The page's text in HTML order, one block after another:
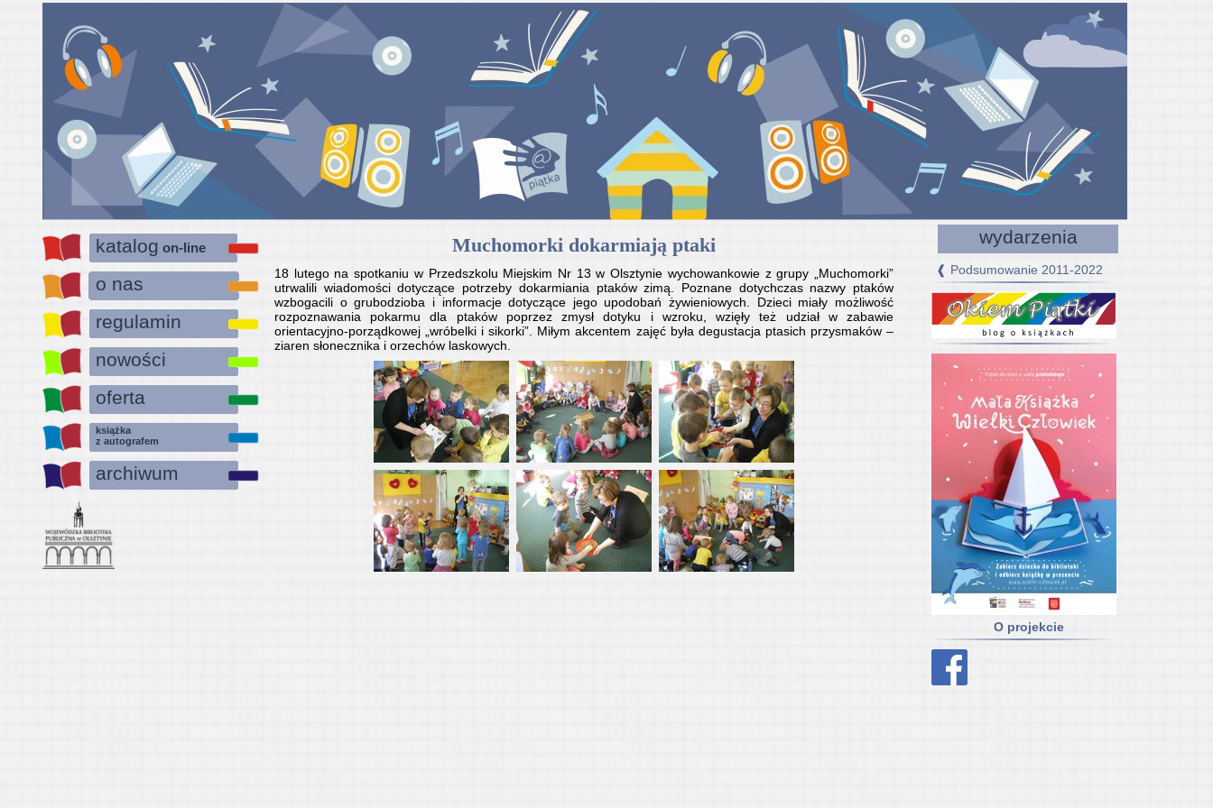
katalog on-line
o nas
regulamin
nowości
oferta
książka
z autografem
archiwum
Muchomorki dokarmiają ptaki
18 lutego na spotkaniu w Przedszkolu Miejskim Nr 13 w Olsztynie wychowankowie z grupy „Muchomorki”
utrwalili wiadomości dotyczące potrzeby dokarmiania ptaków zimą. Poznane dotychczas nazwy ptaków
wzbogacili o grubodzioba i informacje dotyczące jego upodobań żywieniowych. Dzieci miały możliwość
rozpoznawania pokarmu dla ptaków poprzez zmysł dotyku i wzroku, wzięły też udział w zabawie
orientacyjno-porządkowej „wróbelki i sikorki”. Miłym akcentem zajęć była degustacja ptasich przysmaków –
ziaren słonecznika i orzechów laskowych.
wydarzenia
❰ Podsumowanie 2011-2022
O projekcie